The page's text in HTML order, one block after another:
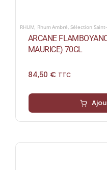
RHUM, Rhum Ambré,Sélection
ARCANE
MAURICE) 70CL
84,50 € TTC